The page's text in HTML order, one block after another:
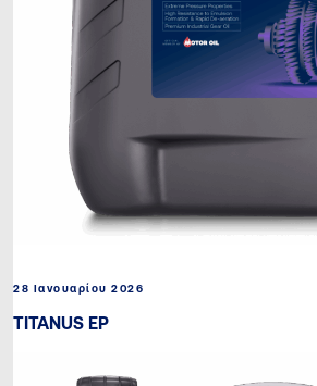
28 Ιανουαρίου 2026
TITANUS EP